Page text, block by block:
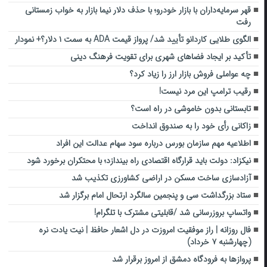
قهر سرمایه‌داران با بازار خودرو؛ با حذف دلار نیما بازار به خواب زمستانی
رفت
الگوی طلایی کاردانو تأیید شد/ پرواز قیمت ADA به سمت ۱ دلار؟+ نمودار
تأکید بر ایجاد فضاهای شهری برای تقویت فرهنگ دینی
چه عواملی فروش بازار ارز را زیاد کرد؟
رقیب ترامپ این مرد نیست!
تابستانی بدون خاموشی در راه است؟
زاکانی رأی خود را به صندوق انداخت
اطلاعیه مهم سازمان بورس درباره سود سهام عدالت این افراد
نیکزاد: دولت باید قرارگاه اقتصادی راه بیندازد؛ با محتکران برخورد شود
آزادسازی ساخت مسکن در اراضی کشاورزی تکذیب شد
ستاد بزرگداشت سی و پنجمین سالگرد ارتحال امام برگزار شد
واتساپ بروزرسانی شد /قابلیتی مشترک با تلگرام!
فال روزانه | راز موفقیت امروزت در دل اشعار حافظ | نیت یادت نره
(چهارشنبه ۷ خرداد)
پروازها به فرودگاه دمشق از امروز برقرار شد